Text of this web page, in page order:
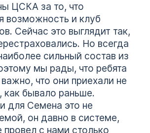
ЦСКА за то, что
возможность и клуб
Сейчас это выглядит так,
Но всегда
сильный состав из
мы рады, что ребята
что они приехали не
как бывало раньше.
для Семена это не
он давно в системе,
с нами столько